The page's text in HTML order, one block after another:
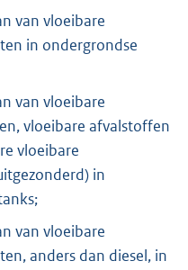
van vloeibare
in ondergrondse
van vloeibare
vloeibare afvalstoffen
vloeibare
in
van vloeibare
anders dan diesel, in